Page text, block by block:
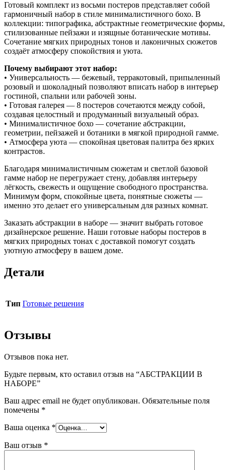
Готовый комплект из восьми постеров представляет собой
гармоничный набор в стиле минималистичного бохо. В
коллекции: типографика, абстрактные геометрические формы,
стилизованные пейзажи и изящные ботанические мотивы.
Сочетание мягких природных тонов и лаконичных сюжетов
создаёт атмосферу спокойствия и уюта.
Почему выбирают этот набор:
• Универсальность — бежевый, терракотовый, припыленный
розовый и шоколадный позволяют вписать набор в интерьер
гостиной, спальни или рабочей зоны.
• Готовая галерея — 8 постеров сочетаются между собой,
создавая целостный и продуманный визуальный образ.
• Минималистичное бохо — сочетание абстракции,
геометрии, пейзажей и ботаники в мягкой природной гамме.
• Атмосфера уюта — спокойная цветовая палитра без ярких
контрастов.
Благодаря минималистичным сюжетам и светлой базовой
гамме набор не перегружает стену, добавляя интерьеру
лёгкость, свежесть и ощущение свободного пространства.
Минимум форм, спокойные цвета, понятные сюжеты —
именно это делает его универсальным для разных комнат.
Заказать абстракции в наборе — значит выбрать готовое
дизайнерское решение. Наши готовые наборы постеров в
мягких природных тонах с доставкой помогут создать
уютную атмосферу в вашем доме.
Детали
Тип Готовые решения
Отзывы
Отзывов пока нет.
Будьте первым, кто оставил отзыв на “АБСТРАКЦИИ В
НАБОРЕ”
Ваш адрес email не будет опубликован. Обязательные поля
помечены *
Ваша оценка *
Ваш отзыв *